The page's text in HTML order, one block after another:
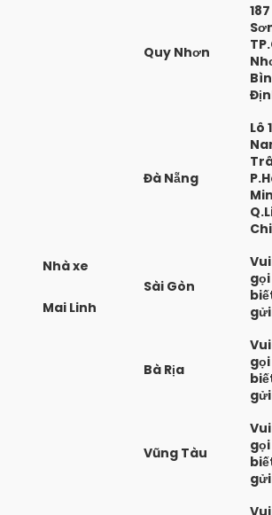
Quy Nhơn
Đà Nẵng
Lô
Nhà xe
Sài Gòn
Mai Linh
Bà Rịa
Vũng Tàu